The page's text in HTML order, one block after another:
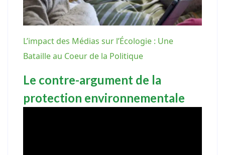
L’impact des Médias sur l’Écologie : Une
Bataille au Coeur de la Politique
Le contre-argument de la
protection environnementale